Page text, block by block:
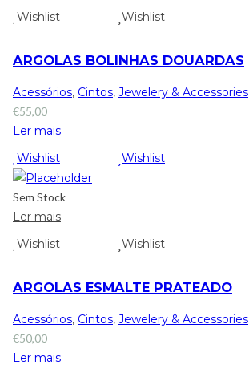
Wishlist Wishlist
ARGOLAS BOLINHAS DOUARDAS
Acessórios, Cintos, Jewelery & Accessories
€55,00
Ler mais
Wishlist
Wishlist
Sem Stock
Ler mais
Wishlist
Wishlist
ARGOLAS ESMALTE PRATEADO
Acessórios, Cintos, Jewelery & Accessories
€50,00
Ler mais